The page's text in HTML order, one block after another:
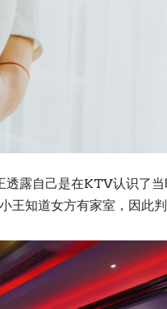
露自己是在KTV认识了
知道女方有家室，因此判